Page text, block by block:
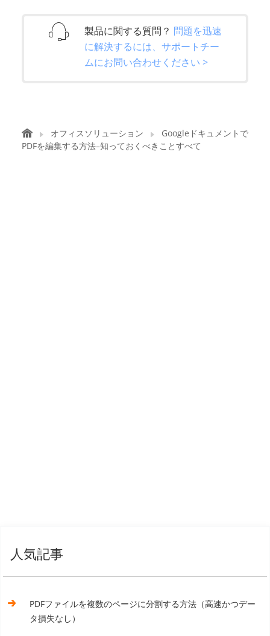
製品に関する質問？ 問題を迅速
に解決するには、サポートチー
ムにお問い合わせください >
オフィスソリューション
Googleドキュメントで
PDFを編集する方法–知っておくべきことすべて
人気記事
PDFファイルを複数のページに分割する方法（高速かつデー
タ損失なし）